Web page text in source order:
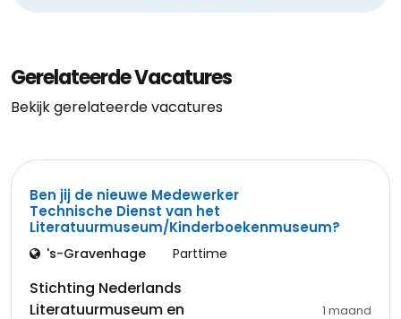
Gerelateerde Vacatures
Bekijk gerelateerde vacatures
Ben jij de nieuwe Medewerker
Technische Dienst van het
Literatuurmuseum/Kinderboekenmuseum?
's-Gravenhage Parttime
Stichting Nederlands
Literatuurmuseum en
1 maand